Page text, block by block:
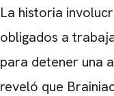
La historia
obligados a
para detener una
reveló que